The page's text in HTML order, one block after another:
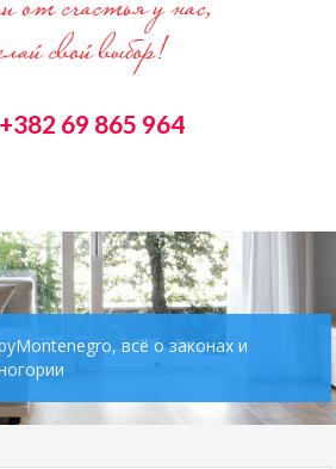
+382 69 865 964
всё о законах и